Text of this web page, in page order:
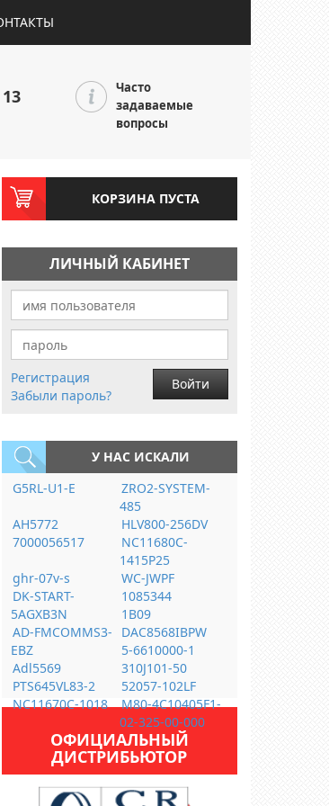
Часто
задаваемые
вопросы
КОРЗИНА ПУСТА
ЛИЧНЫЙ КАБИНЕТ
Регистрация
Забыли пароль?
Войти
У НАС ИСКАЛИ
G5RL-U1-E
ZRO2-SYSTEM-
485
AH5772
HLV800-256DV
7000056517
NC11680C-
1415P25
ghr-07v-s
WC-JWPF
DK-START-
5AGXB3N
1085344
1B09
AD-FMCOMMS3-
EBZ
DAC8568IBPW
5-6610000-1
Adl5569
310J101-50
PTS645VL83-2
52057-102LF
NC11670C-1018
M80-4C10405F1-
02-325-00-000
ОФИЦИАЛЬНЫЙ
ДИСТРИБЬЮТОР